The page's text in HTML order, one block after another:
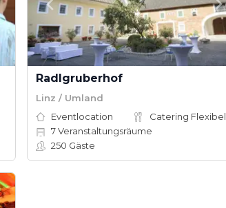
Radlgruberhof
Linz / Umland
Eventlocation
Catering Flexibel
7Veranstaltungsräume
250 Gäste